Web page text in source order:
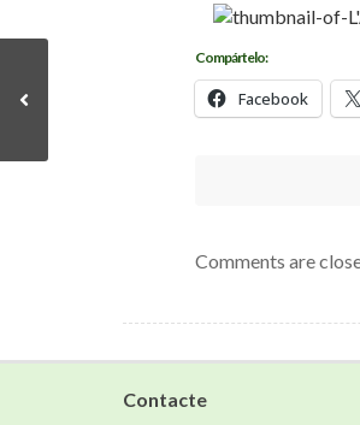
Compártelo:
Facebook
Comments are
Contacte